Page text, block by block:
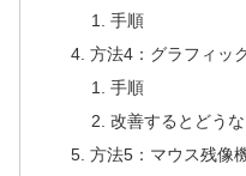
手順
方法4：グラフィッ
手順
改善するとどうな
方法5：マウス残像